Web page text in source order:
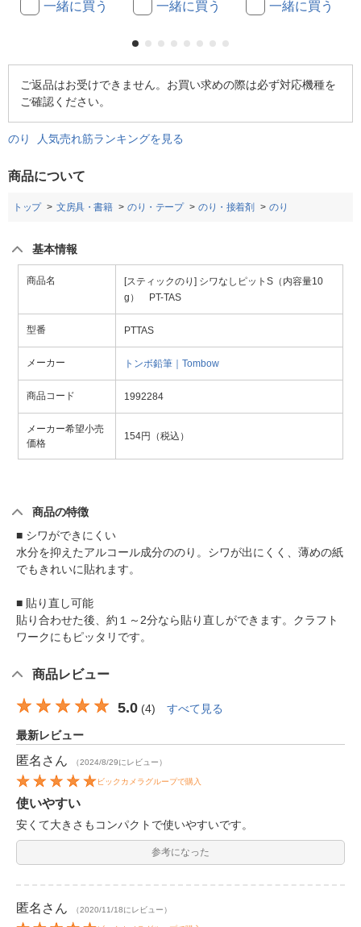
一緒に買う 一緒に買う 一緒に買う
ご返品はお受けできません。お買い求めの際は必ず対応機種を
ご確認ください。
のり 人気売れ筋ランキングを見る
商品について
トップ 文房具・書籍 のり・テープ のり・接着剤 のり
基本情報
商品名
[スティックのり] シワなしピットS（内容量10
g） PT-TAS
型番 PTTAS
メーカー トンボ鉛筆｜Tombow
商品コード 1992284
メーカー希望小売
価格
154円（税込）
商品の特徴
■ シワができにくい
水分を抑えたアルコール成分ののり。シワが出にくく、薄めの紙
でもきれいに貼れます。
■ 貼り直し可能
貼り合わせた後、約１～2分なら貼り直しができます。クラフト
ワークにもピッタリです。
商品レビュー
5.0 (4) すべて見る
最新レビュー
匿名 さん （2024/8/29にレビュー）
ビックカメラグループで購入
使いやすい
安くて大きさもコンパクトで使いやすいです。
参考になった
匿名 さん （2020/11/18にレビュー）